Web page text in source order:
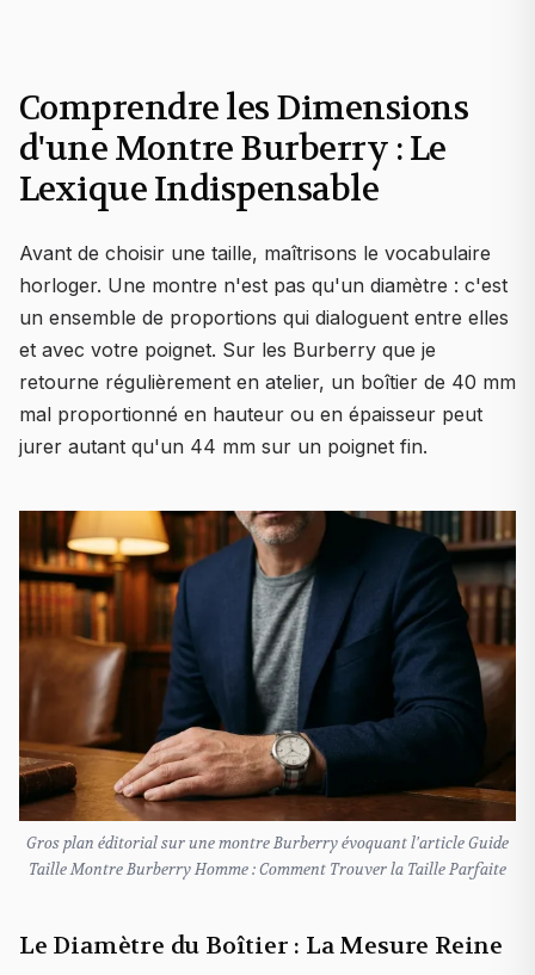
Comprendre les Dimensions
d'une Montre Burberry : Le
Lexique Indispensable
Avant de choisir une taille, maîtrisons le vocabulaire
horloger. Une montre n'est pas qu'un diamètre : c'est
un ensemble de proportions qui dialoguent entre elles
et avec votre poignet. Sur les Burberry que je
retourne régulièrement en atelier, un boîtier de 40 mm
mal proportionné en hauteur ou en épaisseur peut
jurer autant qu'un 44 mm sur un poignet fin.
Gros plan éditorial sur une montre Burberry évoquant l'article Guide
Taille Montre Burberry Homme : Comment Trouver la Taille Parfaite
Le Diamètre du Boîtier : La Mesure Reine